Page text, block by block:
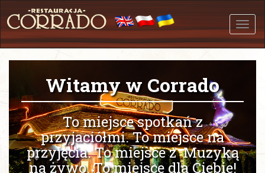
do
menu
do
treści
do
Witamy w Corrado
To miejsce spotkań z
przyjaciółmi. To miejsce na
przyjęcia. To miejsce z Muzyką
na żywo. To miejsce dla Ciebie!